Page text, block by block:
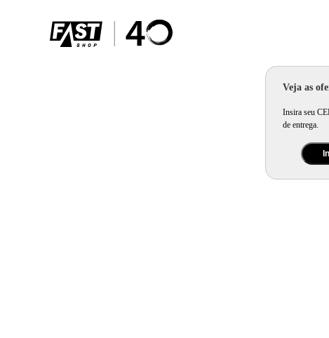
Veja as
Insira seu
de entrega.